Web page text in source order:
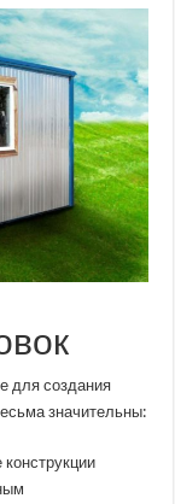
бытовки
–
лучшее
решение
для
конструкций
любых
целей
для создания
значительны: